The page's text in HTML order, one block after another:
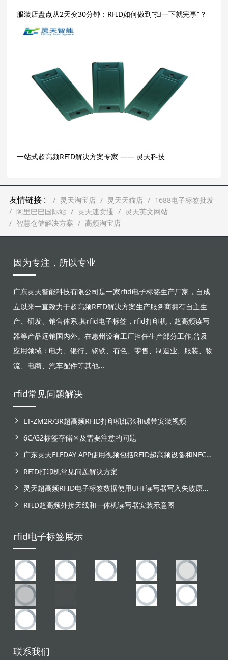
服装店盘点从2天变30分钟：RFID如何做到“扫一下就完事”？
一站式超高频RFID解决方案专家 —— 灵天科技
友情链接 : 灵天淘宝店 灵天天猫店
1688电子标签批发
阿里巴巴国际站
灵天速卖通
灵天英文网站
智慧仓储解决方案
高频淘宝店
因为专注，所以专业
广东灵天智能科技有限公司是一家rfid电子标签生产厂家，自成
立以来一直致力于超高频RFID解决方案生产服务商拥有自主生
产、研发、销售体系,其rfid电子标签，rfid打印机，超高频读写
器等产品远销国内外。在惠州设有工厂担任生产部分工作,普及
应用领域：电力、银行、钢铁、有色、零售、制造业、服装、物
流、电商、汽车配件等其他...
rfid常见问题解决
LT-ZM2R/3R超高频RFID打印机纸张和碳带安装视频
6C/G2标签存储区及需要注意的问题
广东灵天ELFDAY APP使用视频包括RFID超高频设备和NFC芯片标签感应
RFID打印机常见问题解决方案
灵天超高频RFID电子标签数据使用UHF读写器写入失败原因分析
RFID超高频外接天线和一体机读写器安装示意图
rfid电子标签展示
联系我们